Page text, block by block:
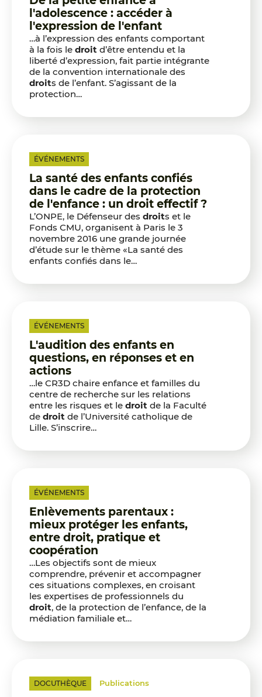
l'adolescence : accéder à
l'expression de l'enfant
…à l’expression des enfants comportant
à la fois le droit d’être entendu et la
liberté d’expression, fait partie intégrante
de la convention internationale des
droits de l’enfant. S’agissant de la
protection…
ÉVÉNEMENTS
La santé des enfants confiés
dans le cadre de la protection
de l'enfance : un droit effectif ?
L’ONPE, le Défenseur des droits et le
Fonds CMU, organisent à Paris le 3
novembre 2016 une grande journée
d’étude sur le thème «La santé des
enfants confiés dans le…
ÉVÉNEMENTS
L'audition des enfants en
questions, en réponses et en
actions
…le CR3D chaire enfance et familles du
centre de recherche sur les relations
entre les risques et le droit de la Faculté
de droit de l’Université catholique de
Lille. S’inscrire…
ÉVÉNEMENTS
Enlèvements parentaux :
mieux protéger les enfants,
entre droit, pratique et
coopération
…Les objectifs sont de mieux
comprendre, prévenir et accompagner
ces situations complexes, en croisant
les expertises de professionnels du
droit, de la protection de l’enfance, de la
médiation familiale et…
DOCUTHÈQUE Publications